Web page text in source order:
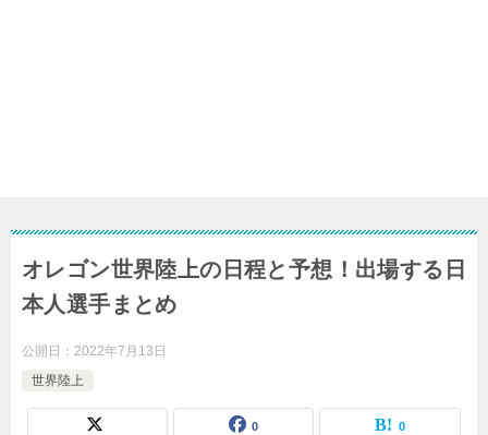
オレゴン世界陸上の日程と予想！出場する日
本人選手まとめ
公開日： 2022年7月13日
世界陸上
0 0